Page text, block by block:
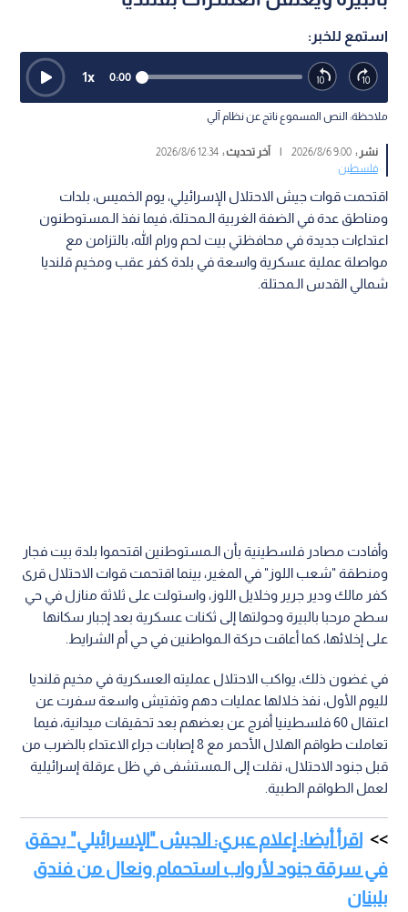
استمع للخبر:
0:00
1x
ملاحظة: النص المسموع ناتج عن نظام آلي
نشر :9:00 2026/8/6
| آخر تحديث :12:34 2026/8/6
فلسطين
اقتحمت قوات جيش الاحتلال الإسرائيلي، يوم الخميس، بلدات
ومناطق عدة في الضفة الغربية الـمحتلة، فيما نفذ الـمستوطنون
اعتداءات جديدة في محافظتي بيت لحم ورام الله، بالتزامن مع
مواصلة عملية عسكرية واسعة في بلدة كفر عقب ومخيم قلنديا
شمالي القدس الـمحتلة.
وأفادت مصادر فلسطينية بأن الـمستوطنين اقتحموا بلدة بيت فجار
ومنطقة "شعب اللوز" في المغير، بينما اقتحمت قوات الاحتلال قرى
كفر مالك ودير جرير وخلايل اللوز، واستولت على ثلاثة منازل في حي
سطح مرحبا بالبيرة وحولتها إلى ثكنات عسكرية بعد إجبار سكانها
على إخلائها، كما أعاقت حركة الـمواطنين في حي أم الشرايط.
في غضون ذلك، يواكب الاحتلال عمليته العسكرية في مخيم قلنديا
لليوم الأول، نفذ خلالها عمليات دهم وتفتيش واسعة سفرت عن
اعتقال 60 فلسطينيا أفرج عن بعضهم بعد تحقيقات ميدانية، فيما
تعاملت طواقم الهلال الأحمر مع 8 إصابات جراء الاعتداء بالضرب من
قبل جنود الاحتلال، نقلت إلى الـمستشفى في ظل عرقلة إسرائيلية
لعمل الطواقم الطبية.
اقرأ أيضا: إعلام عبري: الجيش "الإسرائيلي" يحقق
في سرقة جنود لأرواب استحمام ونعال من فندق
بلبنان